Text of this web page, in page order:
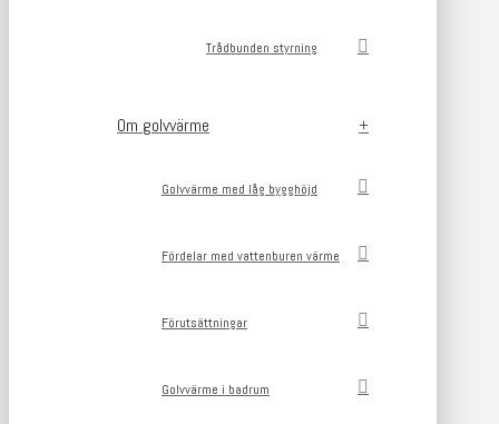
Trådbunden styrning
Om golvvärme
Golvvärme med låg bygghöjd
Fördelar med vattenburen värme
Förutsättningar
Golvvärme i badrum